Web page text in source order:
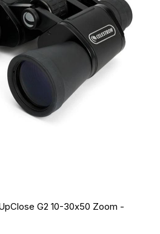
G2 10-30x50 Zoom -